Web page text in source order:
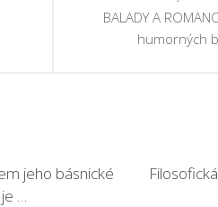
BALADY A
humorných
jeho básnické
…